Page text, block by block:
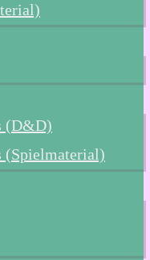
(D&D)
(Spielmaterial)